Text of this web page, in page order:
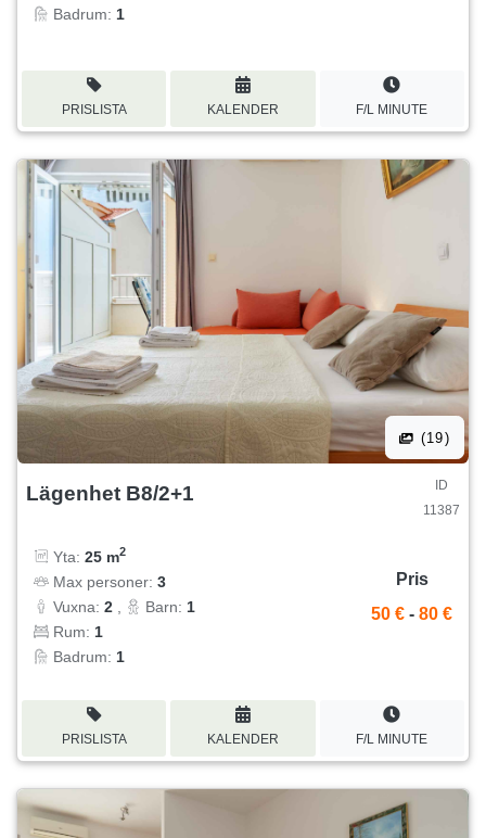
Badrum: 1
PRISLISTA KALENDER F/L MINUTE
(19)
Lägenhet B8/2+1
ID
11387
Yta: 25 m2
Max personer: 3
Vuxna: 2 Barn: 1
Rum: 1
Badrum: 1
Pris
50 € - 80 €
PRISLISTA KALENDER F/L MINUTE